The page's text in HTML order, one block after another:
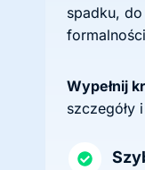
spadku,
Wypełnij
szczegóły